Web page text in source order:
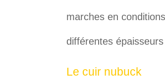
marches en
différentes
Le cuir nubuck